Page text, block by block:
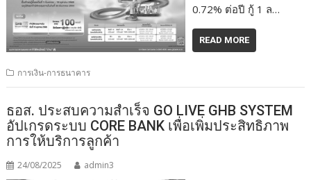
0.72% ต่อปี กู้ 1 ล…
READ MORE
การเงิน-การธนาคาร
ธอส. ประสบความสำเร็จ GO LIVE GHB SYSTEM
อัปเกรดระบบ CORE BANK เพื่อเพิ่มประสิทธิภาพ
การให้บริการลูกค้า
24/08/2025 admin3